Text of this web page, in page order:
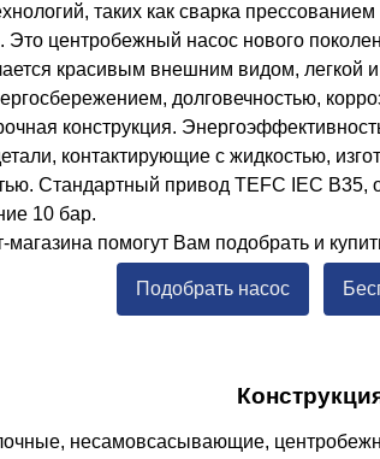
таких как сварка
Это центробежный насос нового
красивым внешним видом, легкой и
долговечностью,
конструкция.
контактирующие с жидкостью,
Стандартный привод TEFC IEC B35,
10 бар.
помогут Вам подобрать и
Подобрать насос
несамовсасывающие,